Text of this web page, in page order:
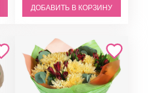
ДОБАВИТЬ В КОРЗИНУ